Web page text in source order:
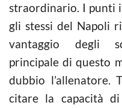
straordinario. I punti
gli stessi del Napoli
vantaggio degli
principale di questo
dubbio
citare la capacità